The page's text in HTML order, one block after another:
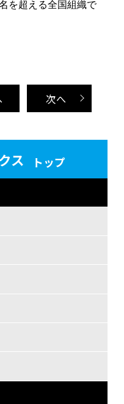
を超える全国組織で
次へ
ス
トップ